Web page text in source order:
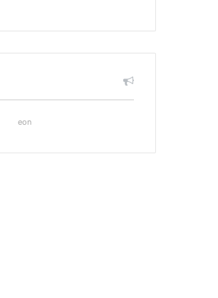
eon